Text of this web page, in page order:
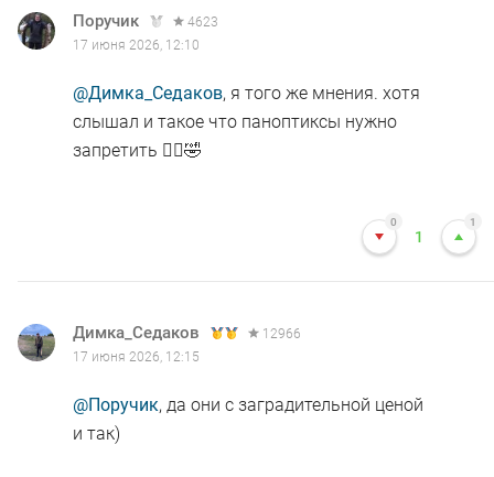
Поручик
4623
17 июня 2026, 12:10
@Димка_Седаков, я того же мнения. хотя
слышал и такое что паноптиксы нужно
запретить 🤦‍♂️🤣
0
1
1
Димка_Седаков
12966
17 июня 2026, 12:15
@Поручик, да они с заградительной ценой
и так)